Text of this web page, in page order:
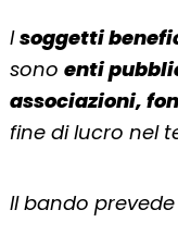
Isoggetti
sono enti
associazioni,
fine di lucro nel
Il bando prevede